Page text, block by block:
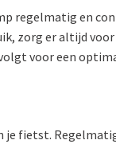
regelmatig en
zorg er altijd
voor een
je fietst.